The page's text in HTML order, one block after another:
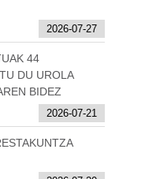
2026-07-27
44
DU UROLA
BIDEZ
2026-07-21